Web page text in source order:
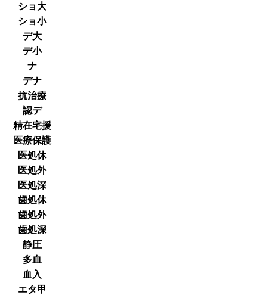
ショ大
ショ小
デ大
デ小
ナ
デナ
抗治療
認デ
精在宅援
医療保護
医処休
医処外
医処深
歯処休
歯処外
歯処深
静圧
多血
血入
エタ甲